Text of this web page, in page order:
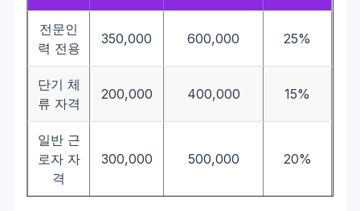
전문인
력 전용
350,000 600,000 25%
단기 체
류 자격
200,000 400,000 15%
일반 근
로자 자
격
300,000 500,000 20%